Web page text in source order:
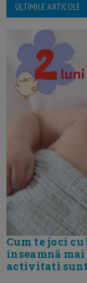
ULTIMILE ARTICOLE
Cum te joci
inseamnă
activitati